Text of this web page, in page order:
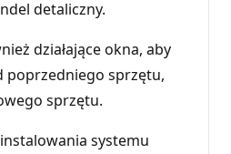
detaliczny.
działające okna, aby
poprzedniego sprzętu,
sprzętu.
systemu